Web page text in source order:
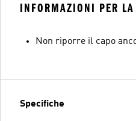
INFORMAZIONI PER LA
Non riporre il capo
Specifiche